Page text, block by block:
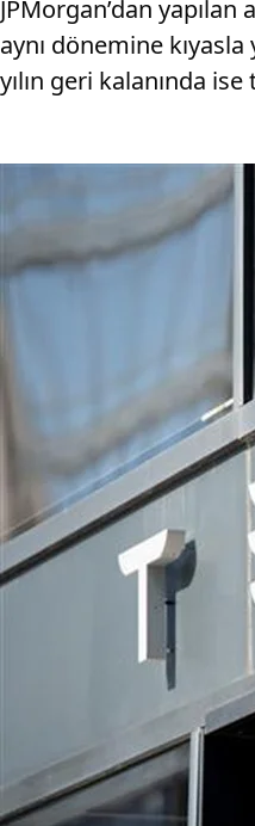
JPMorgan’dan
aynı dönemine
yılın geri kalanında